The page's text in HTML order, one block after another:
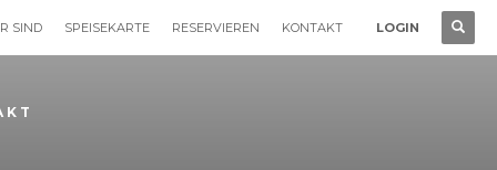
SIND SPEISEKARTE RESERVIEREN KONTAKT LOGIN